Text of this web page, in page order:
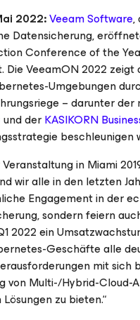
2022:Veeam Software,
Datensicherung,
Conference of the
VeeamON 2022
Umgebungen
– darunter der
und derKASIKORN
beschleunigen
in Miami
wir alle in den letzten
Engagement in der
sondern feiern
2022 ein
Geschäfte alle
mit sich
Multi-/Hybrid-Cloud-
zu bieten.“